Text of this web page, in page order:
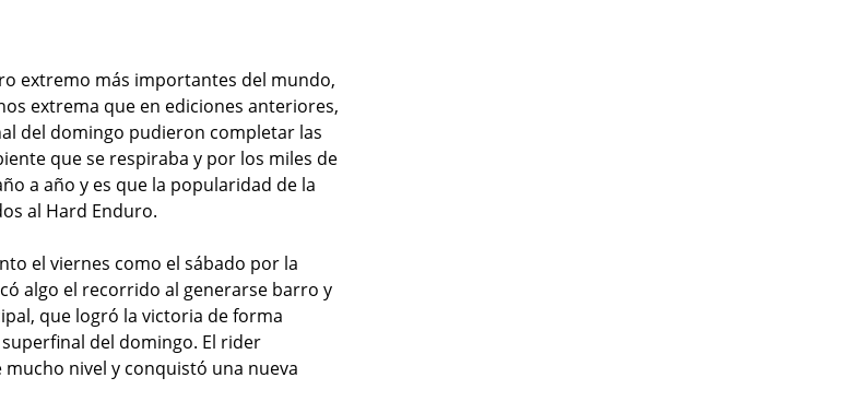
extremo más importantes del mundo,
extrema que en ediciones anteriores,
del domingo pudieron completar las
que se respiraba y por los miles de
a año y es que la popularidad de la
al Hard Enduro.
el viernes como el sábado por la
algo el recorrido al generarse barro y
que logró la victoria de forma
del domingo. El rider
nivel y conquistó una nueva